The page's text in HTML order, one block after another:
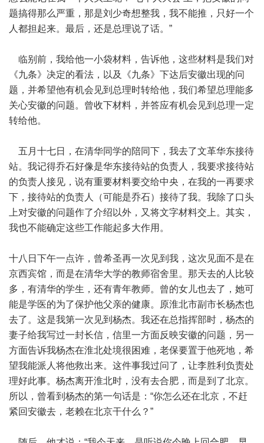
题搞得那么严重，那是刘少奇想整我，我不能推，只好一个
人都担起来。最后，还是总理说了话。”
临别前，我给他一小袋材料，告诉他，这些材料是我们对
《九条》决定的看法，以及《九条》下达后安徽出现的问
题，并希望他有机会见到总理时转给他，我们希望总理能多
关心安徽的问题。曾收下材料，并答应有机会见到总理一定
转给他。
五月十七日，在清华同学的陪同下，我去了文革华东接待
站。我记得乔石好像是华东接待站的负责人，我要求接待站
的负责人接见，说有重要材料要交给中央，在我的一再要求
下，接待站的负责人（可能是乔石）接待了我。我除了口头
上对安徽的问题作了介绍以外，又将文字材料交上。其实，
我也不能确定这些工作能起多大作用。
十八日下午一点许，曾希圣再一次见到我，这次见面不是在
京西宾馆，而是在清华大学的教师宿舍里。那天去的人比较
多，有清华的学生，还有青年教师。曾的女儿也去了，她可
能是学医的为了保护他父亲的健康。原淮北市副市长杨杰也
去了。这是我第一次见到杨杰。我还在总指挥部时，杨杰的
妻子给我写过一封长信，信里一方面反映安徽的问题，另一
方面告诉我杨杰在淮北处境很困难，老保要置于他死地，希
望我能派人将他救出来。这件事我过问了，让李胜利负责处
理好此事。杨杰离开淮北时，没有去合肥，而是到了北京。
所以，曾看到杨杰的第一句话是：“你怎么还在北京，不赶
紧回安徽去，老赖在北京干什么？”